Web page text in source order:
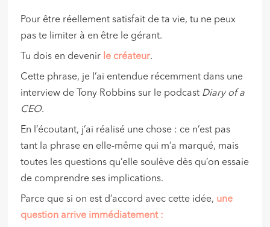
Pour être réellement satisfait de ta vie, tu ne peux
pas te limiter à en être le gérant.
Tu dois en devenir le créateur.
Cette phrase, je l’ai entendue récemment dans une
interview de Tony Robbins sur le podcast Diary of a
CEO.
En l’écoutant, j’ai réalisé une chose : ce n’est pas
tant la phrase en elle-même qui m’a marqué, mais
toutes les questions qu’elle soulève dès qu’on essaie
de comprendre ses implications.
Parce que si on est d’accord avec cette idée, une
question arrive immédiatement :